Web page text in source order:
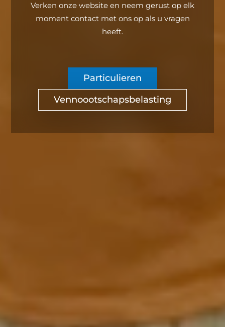
Verken onze website en neem gerust op elk
moment contact met ons op als u vragen
heeft.
Particulieren
Vennoootschapsbelasting